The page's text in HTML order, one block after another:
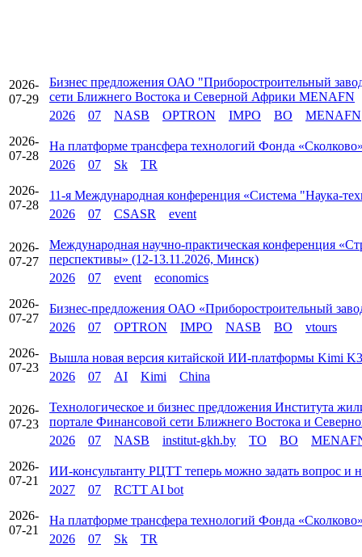
2026-
07-29
Бизнес предложения ОАО "Приборостроительный
сети Ближнего Востока и Северной Африки MENAFN
2026
07 NASB OPTRON IMPO BO
MENAFN
2026-
07-28
На платформе трансфера технологий Фонда
2026
07 Sk
TR
2026-
07-28
11-я Международная конференция «Система "Наука-
2026
07 CSASR event
2026-
07-27
Международная научно-практическая конференция
перспективы» (12-13.11.2026, Минск)
2026
07 event
economics
2026-
07-27
Бизнес-предложения ОАО «Приборостроительный
2026
07 OPTRON IMPO NASB BO
vtours
2026-
07-23
Вышла новая версия китайской ИИ‑платформы Kimi K3
2026
07 AI Kimi China
2026-
07-23
Технологическое и бизнес предложения Института
портале Финансовой сети Ближнего Востока и
2026
07 NASB institut-gkh.by TO BO
2026-
07-21
ИИ-консультанту РЦТТ теперь можно задать вопрос и
2027
07
RCTT AI bot
2026-
07-21
На платформе трансфера технологий Фонда
2026
07 Sk
TR